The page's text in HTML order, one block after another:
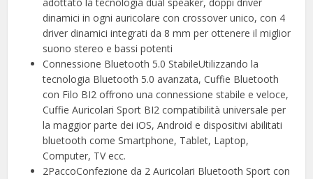
adottato la tecnologia dual speaker, doppi driver
dinamici in ogni auricolare con crossover unico, con 4
driver dinamici integrati da 8 mm per ottenere il miglior
suono stereo e bassi potenti
Connessione Bluetooth 5.0 StabileUtilizzando la
tecnologia Bluetooth 5.0 avanzata, Cuffie Bluetooth
con Filo BI2 offrono una connessione stabile e veloce,
Cuffie Auricolari Sport BI2 compatibilità universale per
la maggior parte dei iOS, Android e dispositivi abilitati
bluetooth come Smartphone, Tablet, Laptop,
Computer, TV ecc.
2PaccoConfezione da 2 Auricolari Bluetooth Sport con